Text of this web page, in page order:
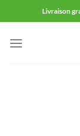
au
contenu
Livraison